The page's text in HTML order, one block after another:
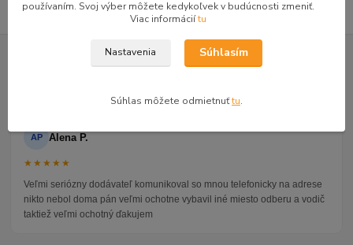
GOOGLE RECENZIE ZÁKAZNÍKOV
AP Alena P.
★★★★★
Veľmi seriózny dodávateľ komunikoval so mnou telefonicky na adrese
nikto nebol doma pán veľmi ochotne vybavil iné miesto odberu a vodič
taktiež veľmi ochotný ďakujem
používaním. Svoj výber môžete kedykoľvek v budúcnosti zmeniť.
Viac informáciítu
Nastavenia Súhlasím
Súhlas môžete odmietnuťtu.